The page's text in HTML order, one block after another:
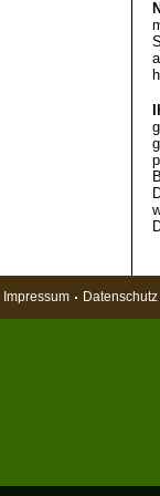
Impressum Datenschutz